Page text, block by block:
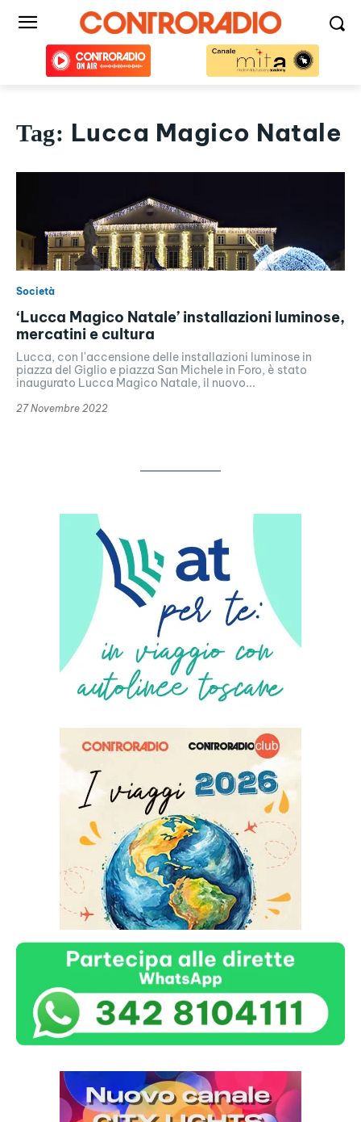
Tag: Lucca Magico Natale
Società
‘Lucca Magico Natale’ installazioni luminose,
mercatini e cultura
Lucca, con l'accensione delle installazioni luminose in
piazza del Giglio e piazza San Michele in Foro, è stato
inaugurato Lucca Magico Natale, il nuovo...
27 Novembre 2022